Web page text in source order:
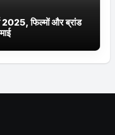
2025, फिल्मों और ब्रांड